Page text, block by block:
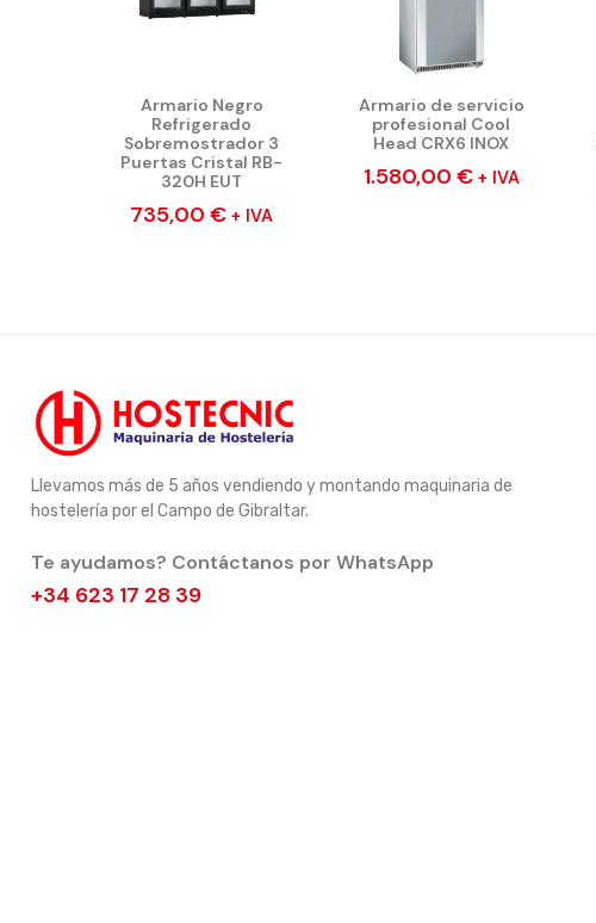
Armario Negro
Refrigerado
Sobremostrador 3
Puertas Cristal RB-
320H EUT
735,00 € + IVA
Armario de servicio
profesional Cool
Head CRX6 INOX
1.580,00 € + IVA
Llevamos más de 5 años vendiendo y montando maquinaria de
hostelería por el Campo de Gibraltar.
Te ayudamos? Contáctanos por WhatsApp
+34 623 17 28 39